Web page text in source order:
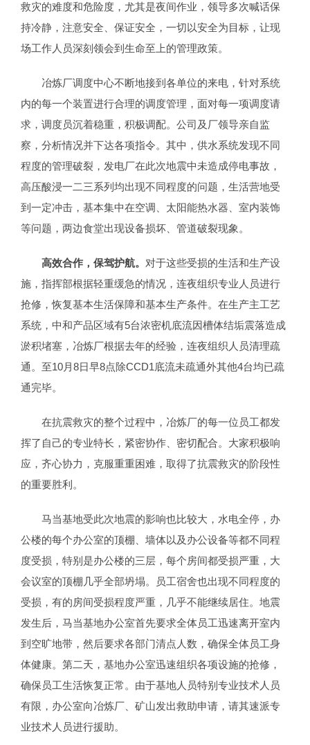
救灾的难度和危险度，尤其是夜间作业，领导多次喊话保
持冷静，注意安全、保证安全，一切以安全为目标，让现
场工作人员深刻领会到生命至上的管理政策。
冶炼厂调度中心不断地接到各单位的来电，针对系统
内的每一个装置进行合理的调度管理，面对每一项调度请
求，调度员沉着稳重，积极调配。公司及厂领导亲自监
察，分析情况并下达各项指令。其中，供水系统发现不同
程度的管理破裂，发电厂在此次地震中未造成停电事故，
高压酸浸一二三系列均出现不同程度的问题，生活营地受
到一定冲击，基本集中在空调、太阳能热水器、室内装饰
等问题，两边食堂出现设备损坏、管道破裂现象。
高效合作，保驾护航。 对于这些受损的生活和生产设
施，指挥部根据轻重缓急的情况，连夜组织专业人员进行
抢修，恢复基本生活保障和基本生产条件。在生产主工艺
系统，中和产品区域有5台浓密机底流因槽体结垢震落造成
淤积堵塞，冶炼厂根据去年的经验，连夜组织人员清理疏
通。至10月8日早8点除CCD1底流未疏通外其他4台均已疏
通完毕。
在抗震救灾的整个过程中，冶炼厂的每一位员工都发
挥了自己的专业特长，紧密协作、密切配合。大家积极响
应，齐心协力，克服重重困难，取得了抗震救灾的阶段性
的重要胜利。
马当基地受此次地震的影响也比较大，水电全停，办
公楼的每个办公室的顶棚、墙体以及办公设备等都不同程
度受损，特别是办公楼的三层，每个房间都受损严重，大
会议室的顶棚几乎全部坍塌。员工宿舍也出现不同程度的
受损，有的房间受损程度严重，几乎不能继续居住。地震
发生后，马当基地办公室首先要求全体员工迅速离开室内
到空旷地带，然后要求各部门清点人数，确保全体员工身
体健康。第二天，基地办公室迅速组织各项设施的抢修，
确保员工生活恢复正常。由于基地人员特别专业技术人员
有限，办公室向冶炼厂、矿山发出救助申请，请其速派专
业技术人员进行援助。